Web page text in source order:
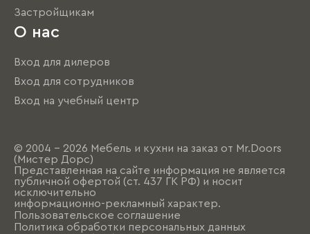
Застройщикам
О нас
Вход для дилеров
Вход для сотрудников
Вход на учебный центр
© 2004 - 2026 Мебель и кухни на заказ от Mr.Doors
(Мистер Дорс)
Представленная на сайте информация не является
публичной офертой (ст. 437 ГК РФ) и носит
исключительно
информационно-рекламный характер.
Пользовательское соглашение
Политика обработки персональных данных